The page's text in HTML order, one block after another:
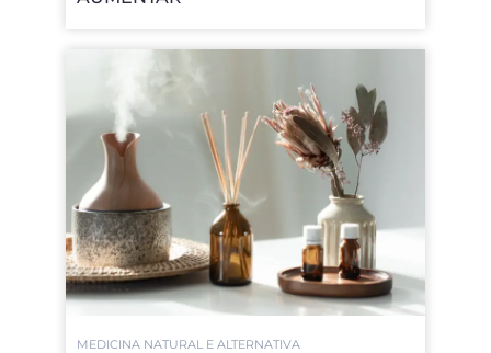
MEDICINA NATURAL E ALTERNATIVA